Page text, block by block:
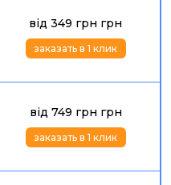
від 349 грн грн
заказать в 1 клик
від 749 грн грн
заказать в 1 клик